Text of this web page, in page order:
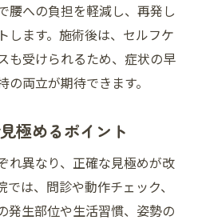
腰への負担を軽減し、再発し
します。施術後は、セルフケ
も受けられるため、症状の早
両立が期待できます。
極めるポイント
れ異なり、正確な見極めが改
は、問診や動作チェック、
発生部位や生活習慣、姿勢の